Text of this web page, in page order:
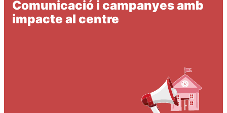
Comunicació i campanyes amb
impacte al centre